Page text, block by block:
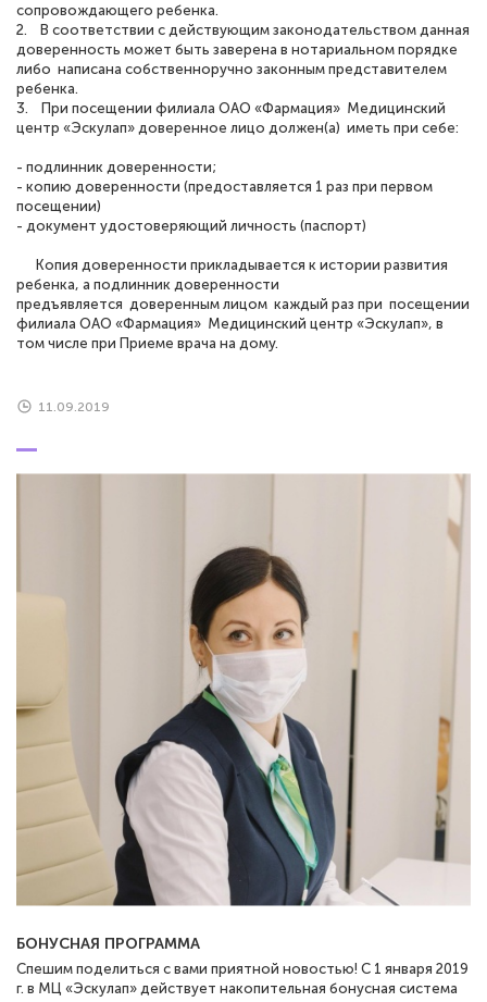
сопровождающего ребенка.
2. В соответствии с действующим законодательством данная
доверенность может быть заверена в нотариальном порядке
либо написана собственноручно законным представителем
ребенка.
3. При посещении филиала ОАО «Фармация» Медицинский
центр «Эскулап» доверенное лицо должен(а) иметь при себе:
- подлинник доверенности;
- копию доверенности (предоставляется 1 раз при первом
посещении)
- документ удостоверяющий личность (паспорт)
Копия доверенности прикладывается к истории развития
ребенка, а подлинник доверенности
предъявляется доверенным лицом каждый раз при посещении
филиала ОАО «Фармация» Медицинский центр «Эскулап», в
том числе при Приеме врача на дому.
11.09.2019
БОНУСНАЯ ПРОГРАММА
Спешим поделиться с вами приятной новостью! С 1 января 2019
г. в МЦ «Эскулап» действует накопительная бонусная система